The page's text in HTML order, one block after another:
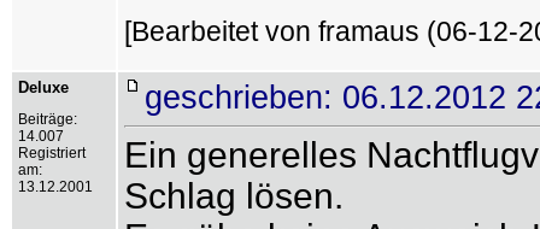
[Bearbeitet von framaus (06-12-
Deluxe
Beiträge:
14.007
Registriert
am:
13.12.2001
geschrieben: 06.12.2012
Ein generelles
Schlag lösen.